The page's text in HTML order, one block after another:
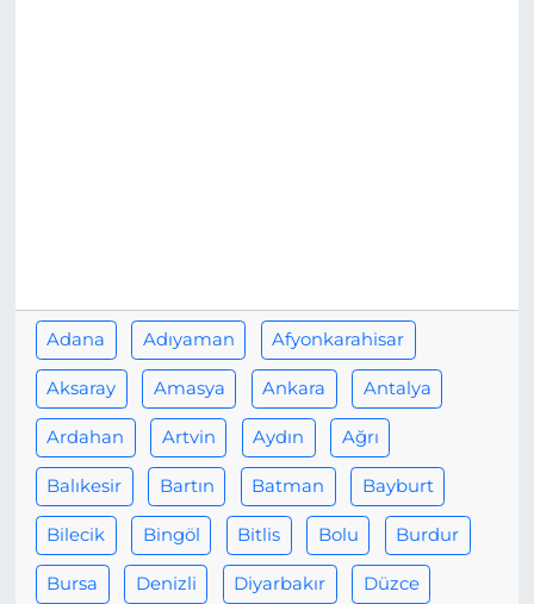
Adana Adıyaman Afyonkarahisar
Aksaray Amasya Ankara Antalya
Ardahan Artvin Aydın Ağrı
Balıkesir Bartın Batman Bayburt
Bilecik Bingöl Bitlis Bolu Burdur
Bursa Denizli Diyarbakır Düzce